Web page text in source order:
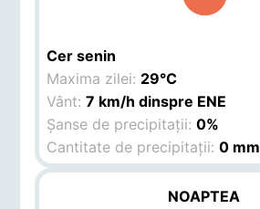
Cer senin
Maxima zilei: 29°C
Vânt:7 km/h dinspre ENE
Șanse de precipitații:0%
Cantitate de precipitații:0 mm
NOAPTEA